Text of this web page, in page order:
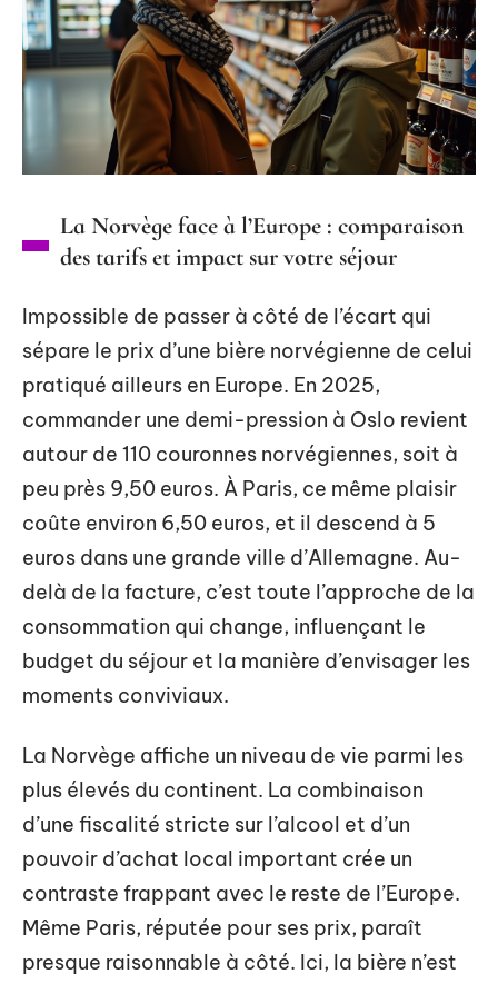
La Norvège face à l’Europe : comparaison
des tarifs et impact sur votre séjour
Impossible de passer à côté de l’écart qui
sépare le prix d’une bière norvégienne de celui
pratiqué ailleurs en Europe. En 2025,
commander une demi-pression à Oslo revient
autour de 110 couronnes norvégiennes, soit à
peu près 9,50 euros. À Paris, ce même plaisir
coûte environ 6,50 euros, et il descend à 5
euros dans une grande ville d’Allemagne. Au-
delà de la facture, c’est toute l’approche de la
consommation qui change, influençant le
budget du séjour et la manière d’envisager les
moments conviviaux.
La Norvège affiche un niveau de vie parmi les
plus élevés du continent. La combinaison
d’une fiscalité stricte sur l’alcool et d’un
pouvoir d’achat local important crée un
contraste frappant avec le reste de l’Europe.
Même Paris, réputée pour ses prix, paraît
presque raisonnable à côté. Ici, la bière n’est